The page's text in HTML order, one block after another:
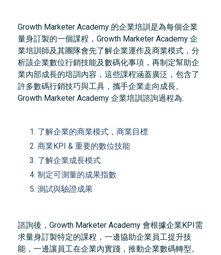
Growth Marketer Academy 的企業培訓是為每個企業
量身訂製的一個課程，Growth Marketer Academy 企
業培訓師及其團隊會先了解企業運作及商業模式，分
析該企業數位行銷技能及數碼化事項，再制定幫助企
業內部成長的培訓內容，這些課程涵蓋廣泛，包含了
許多數碼行銷技巧與工具，攜手企業走向成長。
Growth Marketer Academy 企業培訓諮詢過程為:
了解企業的商業模式，商業目標
商業KPI & 重要的數位技能
了解企業成長模式
制定可測量的成果指數
測試與驗證成果
諮詢後，Growth Marketer Academy 會根據企業KPI需
求量身訂製特定的課程，一邊協助企業員工提升技
能，一邊讓員工在企業內實踐，推動企業數碼轉型。